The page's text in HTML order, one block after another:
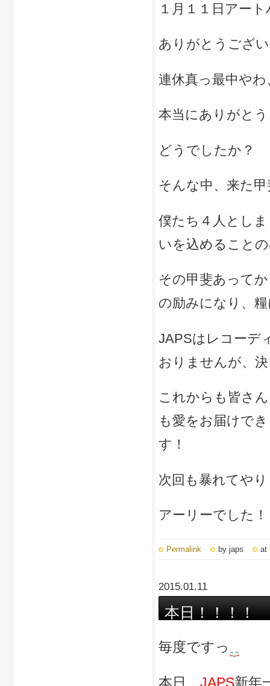
１月１１日アー
ありがとうござ
連休真っ最中や
本当にありがと
どうでしたか？
そんな中、来た
僕たち４人とし
いを込めること
その甲斐あって
の励みになり、
JAPSはレコーデ
おりませんが、
これからも皆さ
も愛をお届けで
す！
次回も暴れてや
アーリーでした！
Permalink by japs at
2015.01.11
本日！！！！
毎度ですっ
本日、 JAPS新年